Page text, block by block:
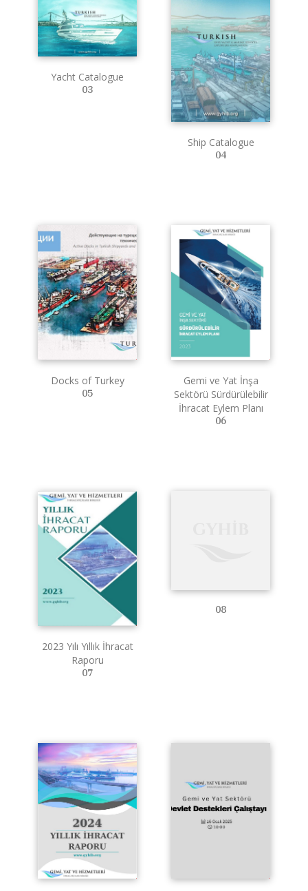
Yacht Catalogue
03
Ship Catalogue
04
Docks of Turkey
05
Gemi ve Yat İnşa
Sektörü Sürdürülebilir
İhracat Eylem Planı
06
2023 Yılı Yıllık İhracat
Raporu
07
08